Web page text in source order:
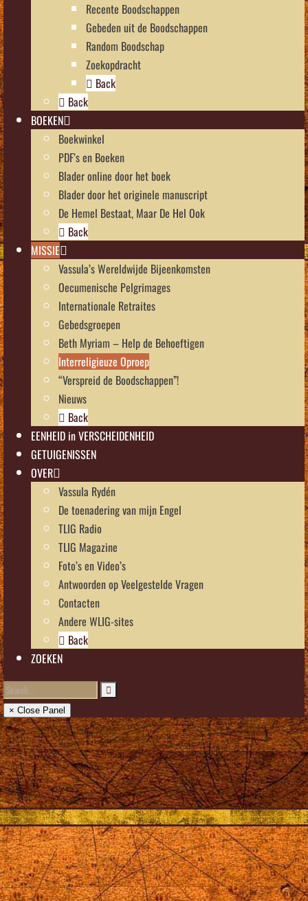
Recente Boodschappen
Gebeden uit de Boodschappen
Random Boodschap
Zoekopdracht
Back
Back
BOEKEN
Boekwinkel
PDF’s en Boeken
Blader online door het boek
Blader door het originele manuscript
De Hemel Bestaat, Maar De Hel Ook
Back
MISSIE
Vassula’s Wereldwijde Bijeenkomsten
Oecumenische Pelgrimages
Internationale Retraites
Gebedsgroepen
Beth Myriam – Help de Behoeftigen
Interreligieuze Oproep
“Verspreid de Boodschappen”!
Nieuws
Back
EENHEID in VERSCHEIDENHEID
GETUIGENISSEN
OVER
Vassula Rydén
De toenadering van mijn Engel
TLIG Radio
TLIG Magazine
Foto’s en Video’s
Antwoorden op Veelgestelde Vragen
Contacten
Andere WLIG-sites
Back
ZOEKEN
× Close Panel